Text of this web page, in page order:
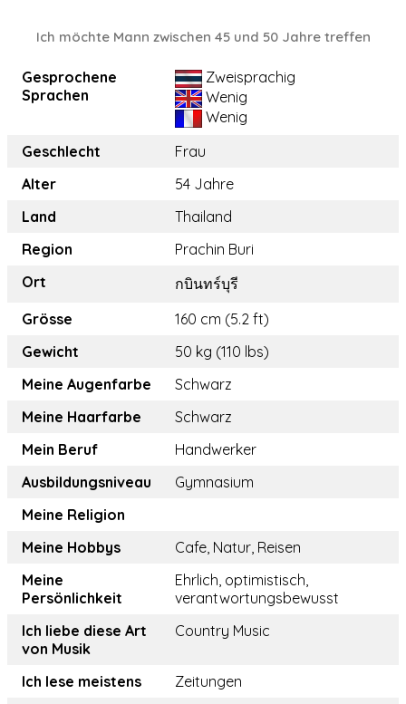
Ich möchte Mann zwischen 45 und 50 Jahre treffen
Gesprochene
Sprachen
Zweisprachig
Wenig
Wenig
Geschlecht
Frau
Alter
54 Jahre
Land
Thailand
Region
Prachin Buri
Ort
กบินทร์บุรี
Grösse
160 cm (5.2 ft)
Gewicht
50 kg (110 lbs)
Meine Augenfarbe
Schwarz
Meine Haarfarbe
Schwarz
Mein Beruf
Handwerker
Ausbildungsniveau
Gymnasium
Meine Religion
Meine Hobbys
Cafe, Natur, Reisen
Meine
Persönlichkeit
Ehrlich, optimistisch,
verantwortungsbewusst
Ich liebe diese Art
von Musik
Country Music
Ich lese meistens
Zeitungen